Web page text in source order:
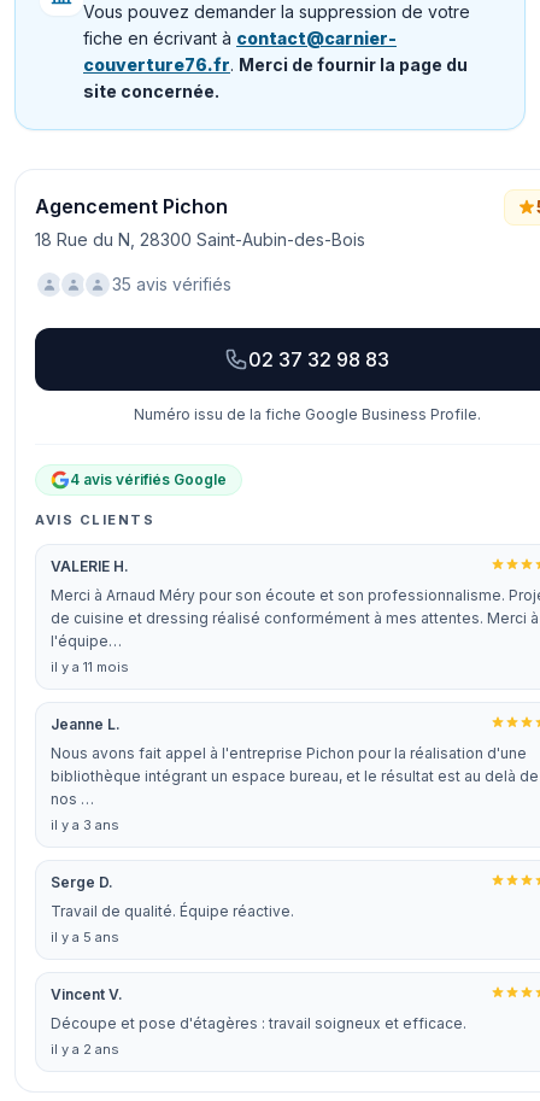
Vous pouvez demander la suppression de votre
fiche en écrivant à contact@carnier-
couverture76.fr. Merci de fournir la page du
site concernée.
Agencement Pichon
18 Rue du N, 28300 Saint-Aubin-des-Bois
35 avis vérifiés
02 37 32 98 83
Numéro issu de la fiche Google Business Profile.
4 avis vérifiés Google
AVIS CLIENTS
VALERIE H.
Merci à Arnaud Méry pour son écoute et son professionnalisme.
de cuisine et dressing réalisé conformément à mes attentes. Merci à
l'équipe…
il y a 11 mois
Jeanne L.
Nous avons fait appel à l'entreprise Pichon pour la réalisation d'une
bibliothèque intégrant un espace bureau, et le résultat est au delà de
nos …
il y a 3 ans
Serge D.
Travail de qualité. Équipe réactive.
il y a 5 ans
Vincent V.
Découpe et pose d'étagères : travail soigneux et efficace.
il y a 2 ans